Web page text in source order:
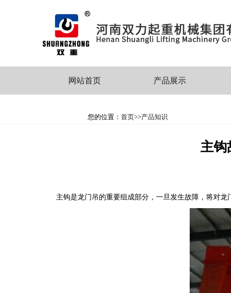
网站首页 产品展示
您的位置： 首页>>产品知识
主钩
主钩是龙门吊的重要组成部分，一旦发生故障，将对